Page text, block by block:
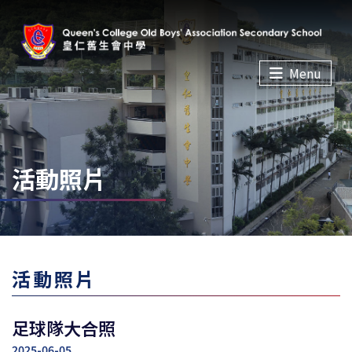
Menu
活動照片
活動照片
足球隊大合照